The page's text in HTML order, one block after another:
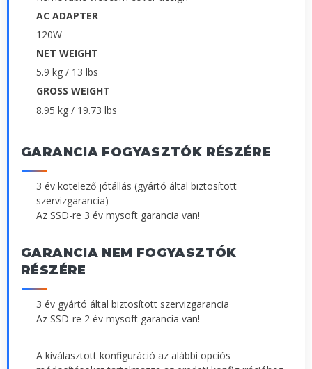
AC ADAPTER
120W
NET WEIGHT
5.9 kg / 13 lbs
GROSS WEIGHT
8.95 kg / 19.73 lbs
GARANCIA FOGYASZTÓK RÉSZÉRE
3 év kötelező jótállás (gyártó által biztosított
szervizgarancia)
Az SSD-re 3 év mysoft garancia van!
GARANCIA NEM FOGYASZTÓK
RÉSZÉRE
3 év gyártó által biztosított szervizgarancia
Az SSD-re 2 év mysoft garancia van!
A kiválasztott konfiguráció az alábbi opciós